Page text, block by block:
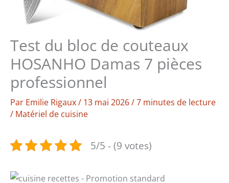
Test du bloc de couteaux
HOSANHO Damas 7 pièces
professionnel
Par Emilie Rigaux/ 13 mai 2026/7 minutes de lecture
/ Matériel de cuisine
5/5 - (9 votes)